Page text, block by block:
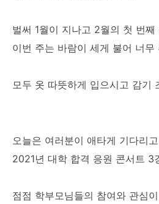
벌써 1월이 지나고 2월의 첫 번
이번 주는 바람이 세게 불어 너무
모두 옷 따뜻하게 입으시고 감기
오늘은 여러분이 애타게 기다리
2021년 대학 합격 응원 콘서트 3
점점 학부모님들의 참여와 관심